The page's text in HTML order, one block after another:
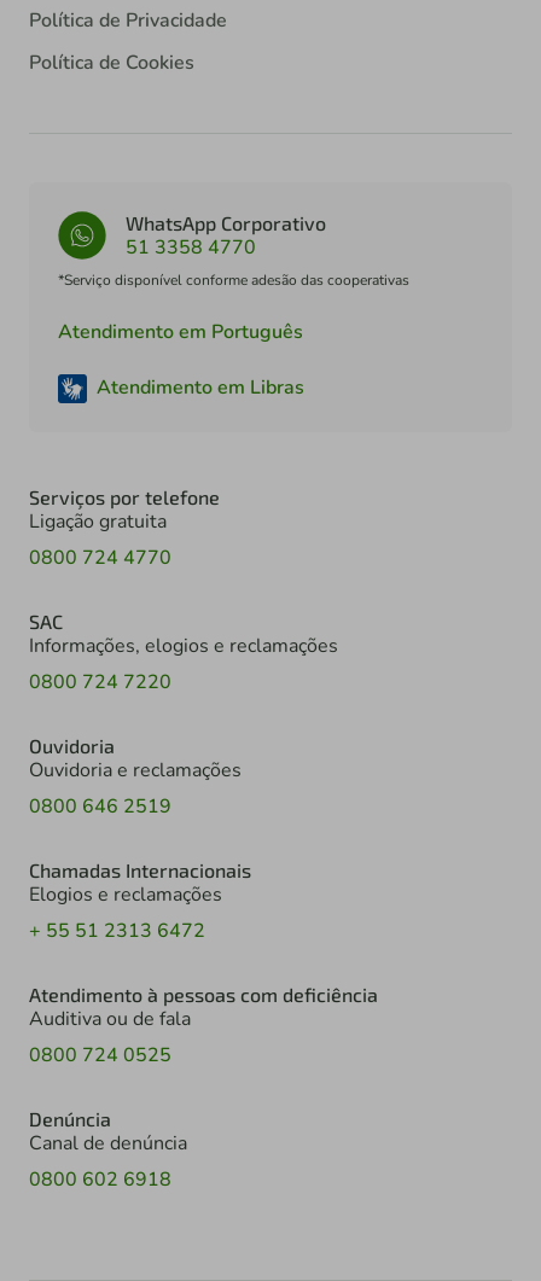
Política de Privacidade
Política de Cookies
WhatsApp Corporativo
51 3358 4770
*Serviço disponível conforme adesão das cooperativas
Atendimento em Português
Atendimento em Libras
Serviços por telefone
Ligação gratuita
0800 724 4770
SAC
Informações, elogios e reclamações
0800 724 7220
Ouvidoria
Ouvidoria e reclamações
0800 646 2519
Chamadas Internacionais
Elogios e reclamações
+ 55 51 2313 6472
Atendimento à pessoas com deficiência
Auditiva ou de fala
0800 724 0525
Denúncia
Canal de denúncia
0800 602 6918